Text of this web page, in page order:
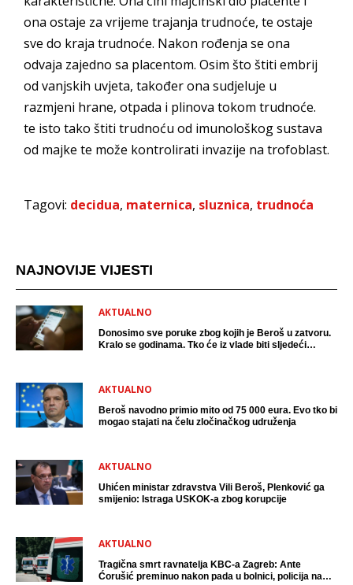
ona ostaje za vrijeme trajanja trudnoće, te ostaje
sve do kraja trudnoće. Nakon rođenja se ona
odvaja zajedno sa placentom. Osim što štiti embrij
od vanjskih uvjeta, također ona sudjeluje u
razmjeni hrane, otpada i plinova tokom trudnoće.
te isto tako štiti trudnoću od imunološkog sustava
od majke te može kontrolirati invazije na trofoblast.
Tagovi: decidua, maternica, sluznica, trudnoća
NAJNOVIJE VIJESTI
AKTUALNO
Donosimo sve poruke zbog kojih je Beroš u zatvoru.
Kralo se godinama. Tko će iz vlade biti sljedeći
AKTUALNO
Beroš navodno primio mito od 75 000 eura. Evo tko bi
mogao stajati na čelu zločinačkog udruženja
AKTUALNO
Uhićen ministar zdravstva Vili Beroš, Plenković ga
smijenio: Istraga USKOK-a zbog korupcije
AKTUALNO
Tragična smrt ravnatelja KBC-a Zagreb: Ante
Ćorušić preminuo nakon pada u bolnici, policija na